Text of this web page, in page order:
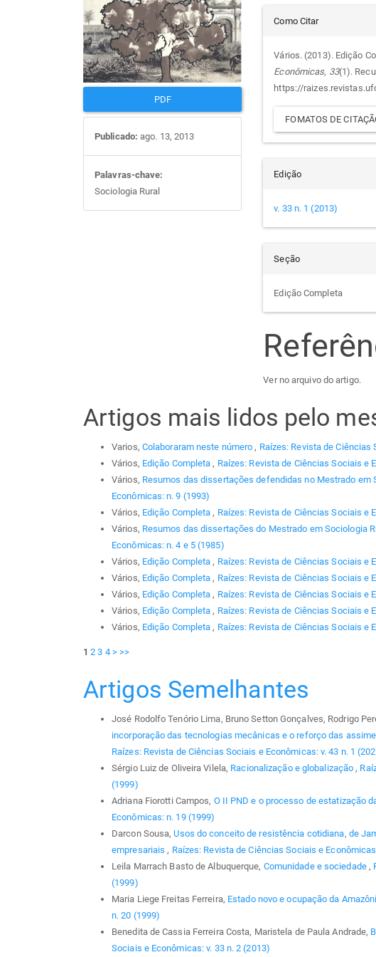
artigos
PDF
Publicado: ago. 13, 2013
Palavras-chave:
Sociologia Rural
principal
Detalhes
do
artigo
Como Citar
Vários. (2013). Edição
Econômicas, 33(1).
https://
FOMATOS DE
Edição
v. 33 n. 1 (2013)
Seção
Edição Completa
Ver no arquivo do artigo.
Artigos mais lidos pelo
Varios, Colaboraram neste número, Raízes: Revista de Ciências
Vários, Edição Completa, Raízes: Revista de Ciências Sociais e
Vários, Resumos das dissertações defendidas no Mestrado em
Econômicas: n. 9 (1993)
Vários, Edição Completa, Raízes: Revista de Ciências Sociais e
Vários, Resumos das dissertações do Mestrado em Sociologia
Econômicas: n. 4 e 5 (1985)
Vários, Edição Completa, Raízes: Revista de Ciências Sociais e
Vários, Edição Completa, Raízes: Revista de Ciências Sociais e
Vários, Edição Completa, Raízes: Revista de Ciências Sociais e
Vários, Edição Completa, Raízes: Revista de Ciências Sociais e
Vários, Edição Completa, Raízes: Revista de Ciências Sociais e
1 2 3 4 > >>
Artigos Semelhantes
José Rodolfo Tenório Lima, Bruno Setton Gonçalves, Rodrigo
incorporação das tecnologias mecânicas e o reforço das
Raízes: Revista de Ciências Sociais e Econômicas: v. 43 n. 1
Sérgio Luiz de Oliveira Vilela, Racionalização e globalização,
(1999)
Adriana Fiorotti Campos, O II PND e o processo de estatização
Econômicas: n. 19 (1999)
Darcon Sousa,Usos do conceito de resistência cotidiana, de
empresariais, Raízes: Revista de Ciências Sociais e
Leila Marrach Basto de Albuquerque, Comunidade e sociedade ,
(1999)
Maria Liege Freitas Ferreira, Estado novo e ocupação da
n. 20 (1999)
Benedita de Cassia Ferreira Costa, Maristela de Paula Andrade,
Sociais e Econômicas: v. 33 n. 2 (2013)